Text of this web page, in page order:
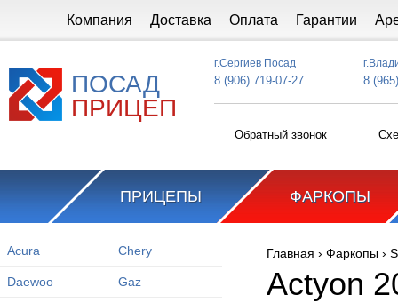
Компания Доставка Оплата Гарантии
ПОСАД
ПРИЦЕП
г.Сергиев Посад
8 (906) 719-07-27 8
Обратный звонок
ПРИЦЕПЫ ФАРКОПЫ
Acura Chery
Daewoo Gaz
Вы здесь
Главная › Фаркопы ›
Actyon